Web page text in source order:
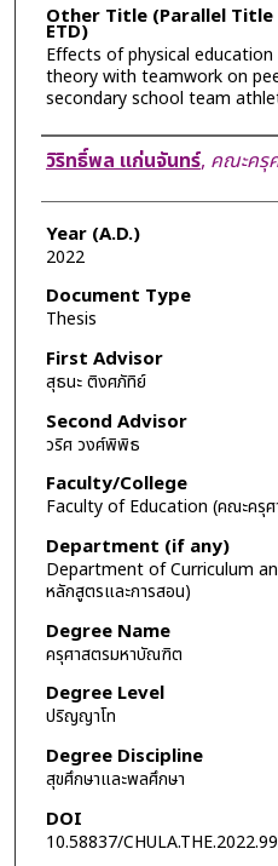
Other Title (Parallel
ETD)
Effects of physical
theory with teamwork on
secondary school team
Author
วิริทธิ์พล แก่นจันทร์, คณะครุ
Year (A.D.)
2022
Document Type
Thesis
First Advisor
สุธนะ ติงศภัทิย์
Second Advisor
วริศ วงศ์พิพิธ
Faculty/College
Faculty of Education (คณะครุศ
Department (if any)
Department of Curriculum
หลักสูตรและการสอน)
Degree Name
ครุศาสตรมหาบัณฑิต
Degree Level
ปริญญาโท
Degree Discipline
สุขศึกษาและพลศึกษา
DOI
10.58837/